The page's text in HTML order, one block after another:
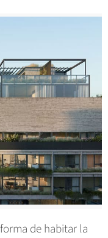
de habitar la